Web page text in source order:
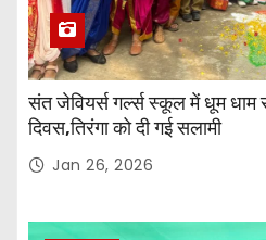
संत जेवियर्स गर्ल्स स्कूल में धूम धाम
दिवस,तिरंगा को दी गई सलामी
Jan 26, 2026